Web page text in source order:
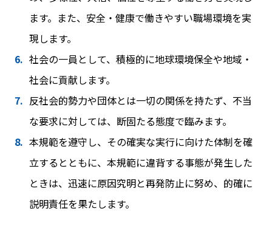
ます。また、安全・健康で働きやすい職場環境を実
現します。
社会の一員として、積極的に地球環境保全や地域・
社会に貢献します。
反社会的勢力や団体とは一切の関係を持たず、不当
な要求に対しては、断固たる態度で臨みます。
本規範を遵守し、その確実な実行に向けた体制を確
立するとともに、本規範に違背する事態が発生した
ときは、迅速に原因究明と再発防止に努め、的確に
説明責任を果たします。